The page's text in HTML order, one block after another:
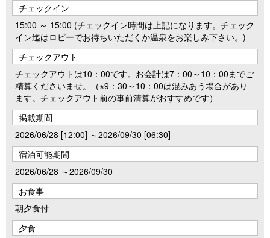
チェックイン
15:00 ～ 15:00 (チェックイン時間は上記になります。チェック
イン迄はロビーでお待ちいただくか温泉をお楽しみ下さい。)
チェックアウト
チェックアウトは10：00です。お会計は7：00～10：00までご
精算くださいませ。（※9：30～10：00は混みあう場合があり
ます。チェックアウト前の事前清算がおすすめです）
掲載期間
2026/06/28 [12:00] ～2026/09/30 [06:30]
宿泊可能期間
2026/06/28 ～2026/09/30
お食事
朝夕食付
夕食